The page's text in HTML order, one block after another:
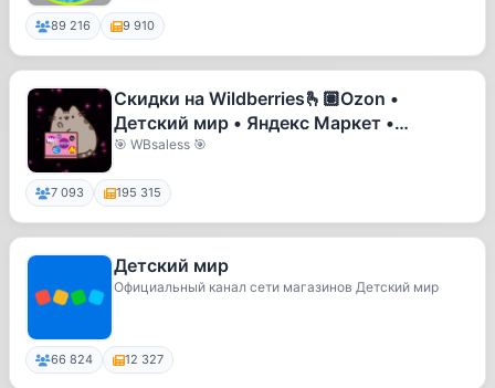
89 216 9 910
Скидки на Wildberries🫰🏽Ozon •
Детский мир • Яндекс Маркет •
Промокоды • Вайлдберриз • Озон •
🎯 WBsaless 🎯
7 093 195 315
Детский мир
Официальный канал сети магазинов Детский мир
66 824 12 327